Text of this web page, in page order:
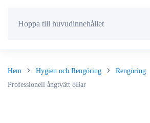
Hoppa till huvudinnehållet
Hem Hygien och Rengöring Rengöring
Professionell ångtvätt 8Bar